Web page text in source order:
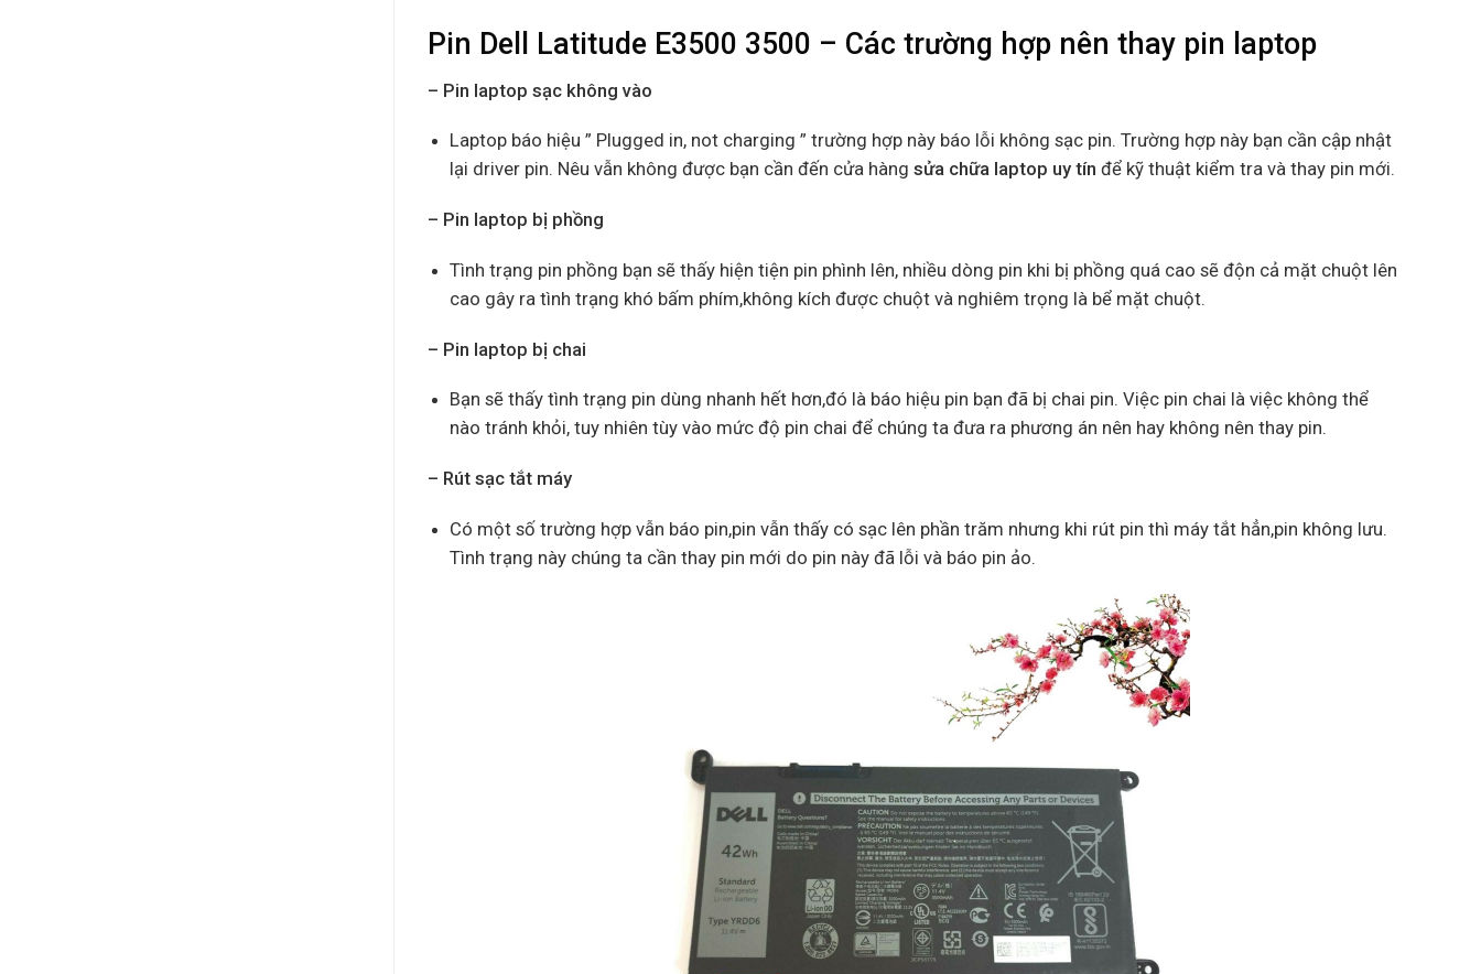
Pin Dell Latitude E3500 3500 – Các trường hợp nên thay pin laptop
– Pin laptop sạc không vào
Laptop báo hiệu ” Plugged in, not charging ” trường hợp này báo lỗi không sạc pin. Trường hợp này bạn cần cập nhật
lại driver pin. Nêu vẫn không được bạn cần đến cửa hàng sửa chữa laptop uy tín để kỹ thuật kiểm tra và thay pin mới.
– Pin laptop bị phồng
Tình trạng pin phồng bạn sẽ thấy hiện tiện pin phình lên, nhiều dòng pin khi bị phồng quá cao sẽ độn cả mặt chuột lên
cao gây ra tình trạng khó bấm phím,không kích được chuột và nghiêm trọng là bể mặt chuột.
– Pin laptop bị chai
Bạn sẽ thấy tình trạng pin dùng nhanh hết hơn,đó là báo hiệu pin bạn đã bị chai pin. Việc pin chai là việc không thể
nào tránh khỏi, tuy nhiên tùy vào mức độ pin chai để chúng ta đưa ra phương án nên hay không nên thay pin.
– Rút sạc tắt máy
Có một số trường hợp vẫn báo pin,pin vẫn thấy có sạc lên phần trăm nhưng khi rút pin thì máy tắt hẳn,pin không lưu.
Tình trạng này chúng ta cần thay pin mới do pin này đã lỗi và báo pin ảo.